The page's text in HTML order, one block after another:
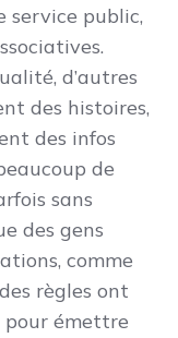
service public,
d’autres
des histoires,
des infos
de
sans
des gens
comme
règles ont
pour émettre